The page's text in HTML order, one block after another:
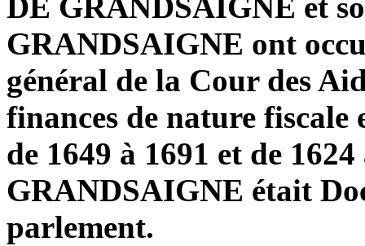
GRANDSAIGNE ont
général de la Cour des
finances de nature fiscale
de 1649 à 1691 et de
GRANDSAIGNE était
parlement.